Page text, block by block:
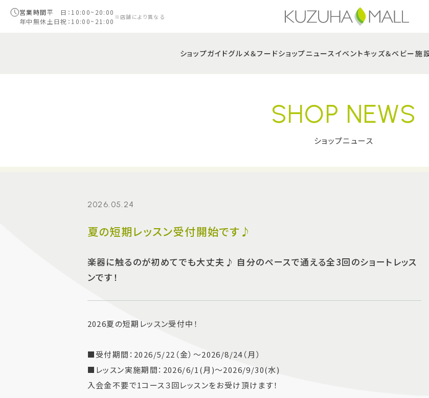
営業時間平 日：10:00~20:00
年中無休土日祝：10:00~21:00 ※店舗により異なる
ショップガイドグルメ＆フードショップニュース イベントキッズ＆ベビー施
SHOP NEWS
ショップニュース
2026.05.24
夏の短期レッスン受付開始です♪
楽器に触るのが初めてでも大丈夫♪ 自分のペースで通える全3回のショートレッス
ンです！
2026夏の短期レッスン受付中！
■受付期間：2026/5/22（金）～2026/8/24（月）
■レッスン実施期間：2026/6/1(月)～2026/9/30(水)
入会金不要で1コース３回レッスンをお受け頂けます！